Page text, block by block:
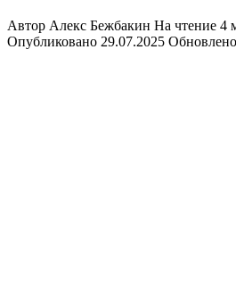
Автор Алекс Бежбакин На чтение 4
Опубликовано 29.07.2025 Обновлено